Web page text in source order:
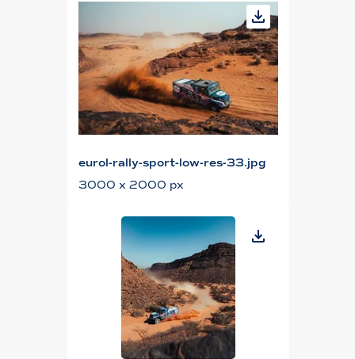
eurol-rally-sport-low-res-33.jpg
3000 x 2000 px